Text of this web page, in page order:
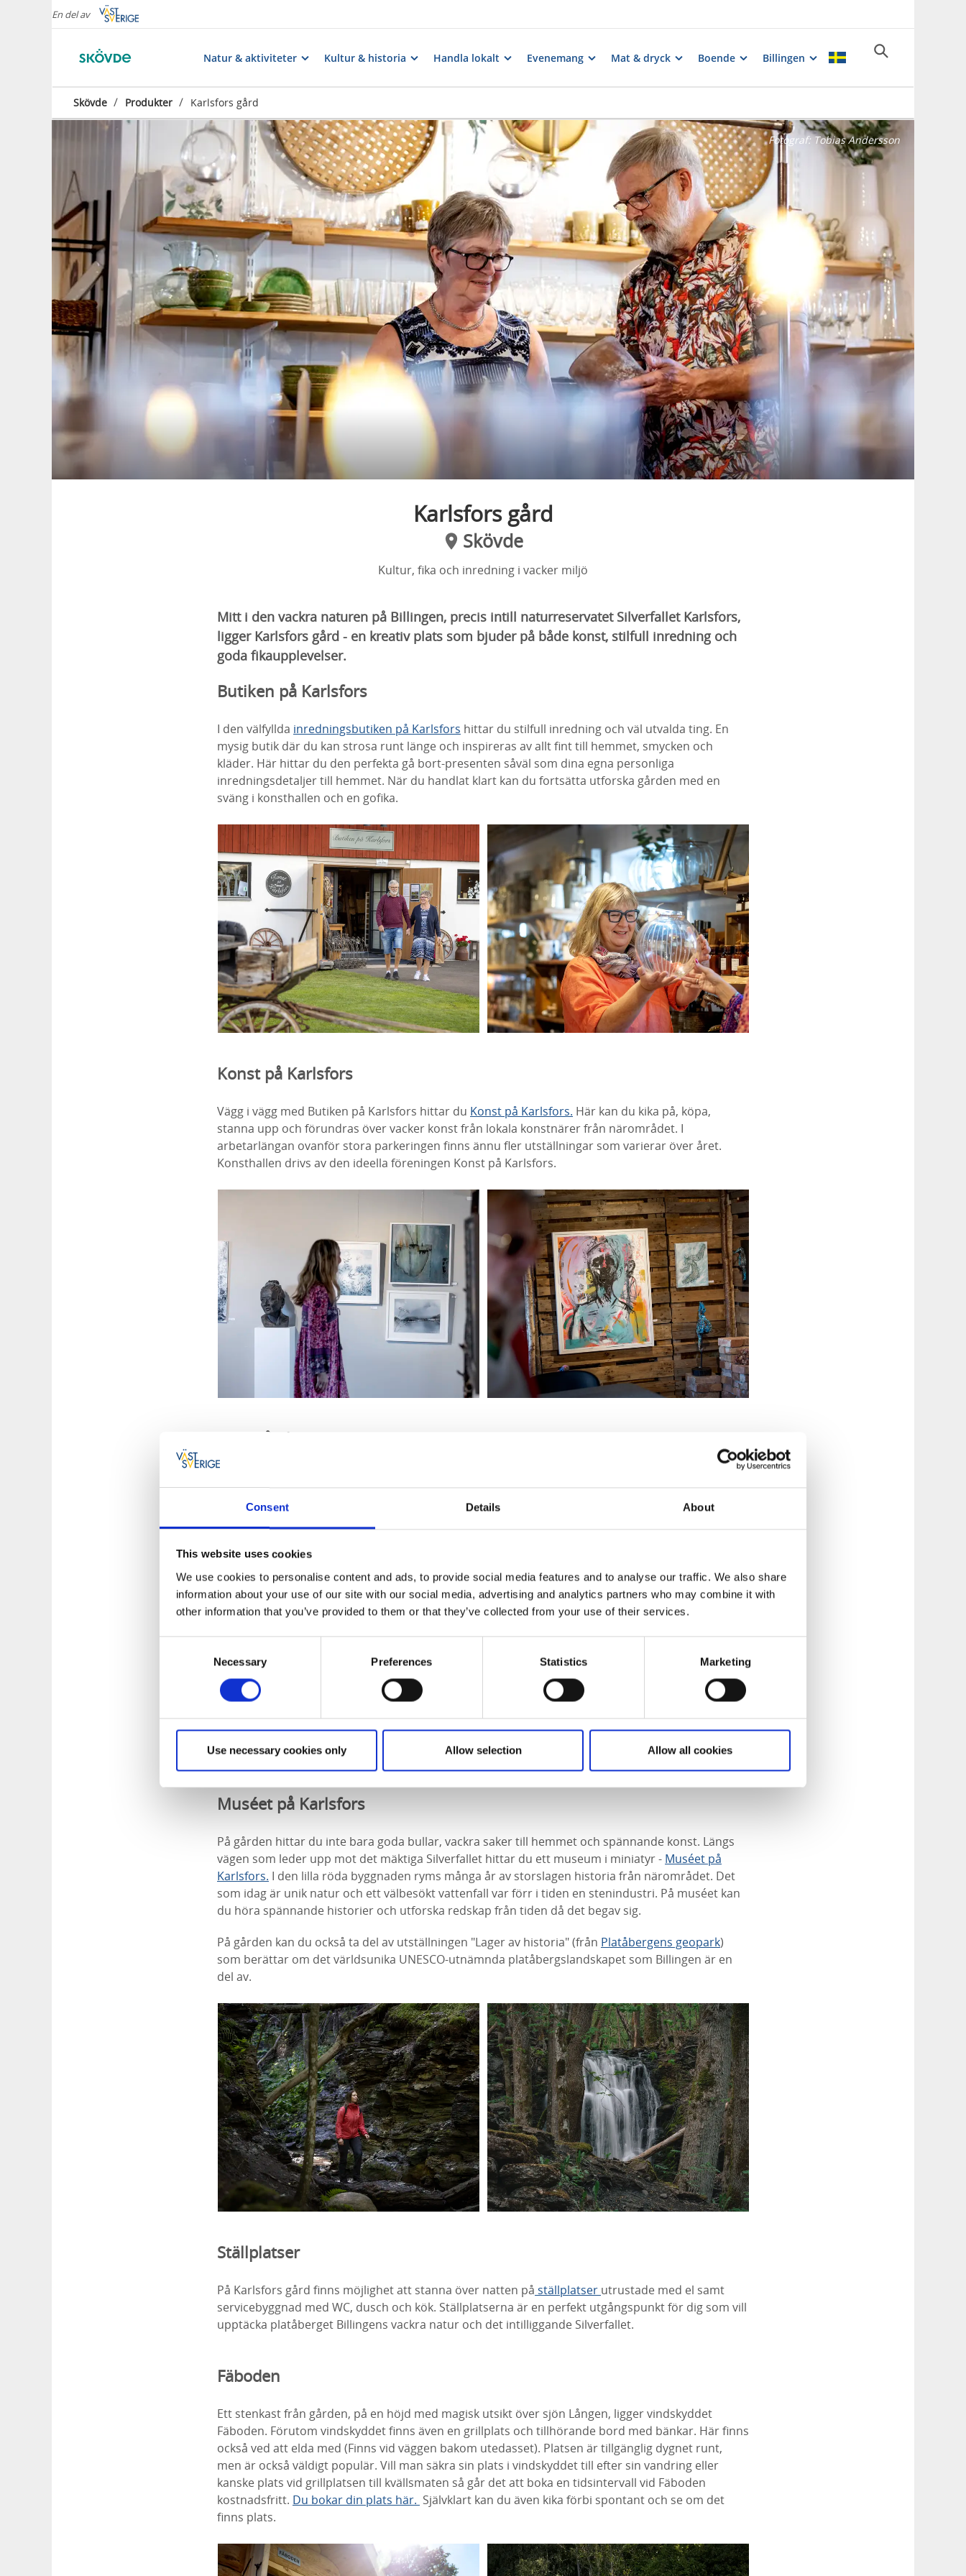
Consent Details About
This website uses cookies
We use cookies to personalise content and ads, to provide social media features and to analyse our traffic. We also share
information about your use of our site with our social media, advertising and analytics partners who may combine it with
other information that you’ve provided to them or that they’ve collected from your use of their services.
Necessary Preferences Statistics Marketing
Use necessary cookies only Allow selection Allow all cookies
En del av
Natur & aktiviteter Kultur & historia Handla lokalt Evenemang Mat & dryck Boende Billingen
Skövde / Produkter / Karlsfors gård
Fotograf: Tobias Andersson
Karlsfors gård
Skövde
Kultur, fika och inredning i vacker miljö
Mitt i den vackra naturen på Billingen, precis intill naturreservatet Silverfallet Karlsfors,
ligger Karlsfors gård - en kreativ plats som bjuder på både konst, stilfull inredning och
goda fikaupplevelser.
Butiken på Karlsfors
I den välfyllda inredningsbutiken på Karlsfors hittar du stilfull inredning och väl utvalda ting. En
mysig butik där du kan strosa runt länge och inspireras av allt fint till hemmet, smycken och
kläder. Här hittar du den perfekta gå bort-presenten såväl som dina egna personliga
inredningsdetaljer till hemmet. När du handlat klart kan du fortsätta utforska gården med en
sväng i konsthallen och en gofika.
Konst på Karlsfors
Vägg i vägg med Butiken på Karlsfors hittar du Konst på Karlsfors. Här kan du kika på, köpa,
stanna upp och förundras över vacker konst från lokala konstnärer från närområdet. I
arbetarlängan ovanför stora parkeringen finns ännu fler utställningar som varierar över året.
Konsthallen drivs av den ideella föreningen Konst på Karlsfors.
Café på Klostret
populära bullarna, det nybakade brödet, soppbuffén och den mysiga rustika miljön. En perfekt
slutdestination för dig som bara vill slå dig ned, umgås och äta gott.
Muséet på Karlsfors
På gården hittar du inte bara goda bullar, vackra saker till hemmet och spännande konst. Längs
vägen som leder upp mot det mäktiga Silverfallet hittar du ett museum i miniatyr - Muséet på
Karlsfors. I den lilla röda byggnaden ryms många år av storslagen historia från närområdet. Det
som idag är unik natur och ett välbesökt vattenfall var förr i tiden en stenindustri. På muséet kan
du höra spännande historier och utforska redskap från tiden då det begav sig.
På gården kan du också ta del av utställningen "Lager av historia" (från Platåbergens geopark)
som berättar om det världsunika UNESCO-utnämnda platåbergslandskapet som Billingen är en
del av.
Ställplatser
På Karlsfors gård finns möjlighet att stanna över natten på ställplatser utrustade med el samt
servicebyggnad med WC, dusch och kök. Ställplatserna är en perfekt utgångspunkt för dig som vill
upptäcka platåberget Billingens vackra natur och det intilliggande Silverfallet.
Fäboden
Ett stenkast från gården, på en höjd med magisk utsikt över sjön Lången, ligger vindskyddet
Fäboden. Förutom vindskyddet finns även en grillplats och tillhörande bord med bänkar. Här finns
också ved att elda med (Finns vid väggen bakom utedasset). Platsen är tillgänglig dygnet runt,
men är också väldigt populär. Vill man säkra sin plats i vindskyddet till efter sin vandring eller
kanske plats vid grillplatsen till kvällsmaten så går det att boka en tidsintervall vid Fäboden
kostnadsfritt. Du bokar din plats här. Självklart kan du även kika förbi spontant och se om det
finns plats.